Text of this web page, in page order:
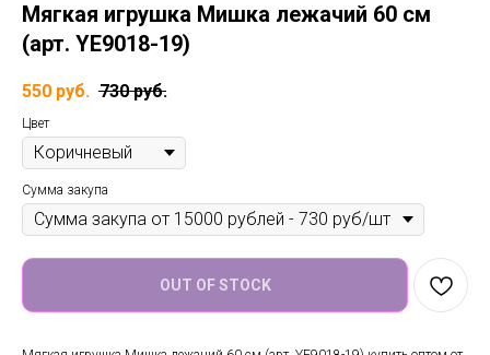
Мягкая игрушка Мишка лежачий 60 см
(арт. YE9018-19)
550 руб. 730 руб.
Цвет
Сумма закупа
OUT OF STOCK